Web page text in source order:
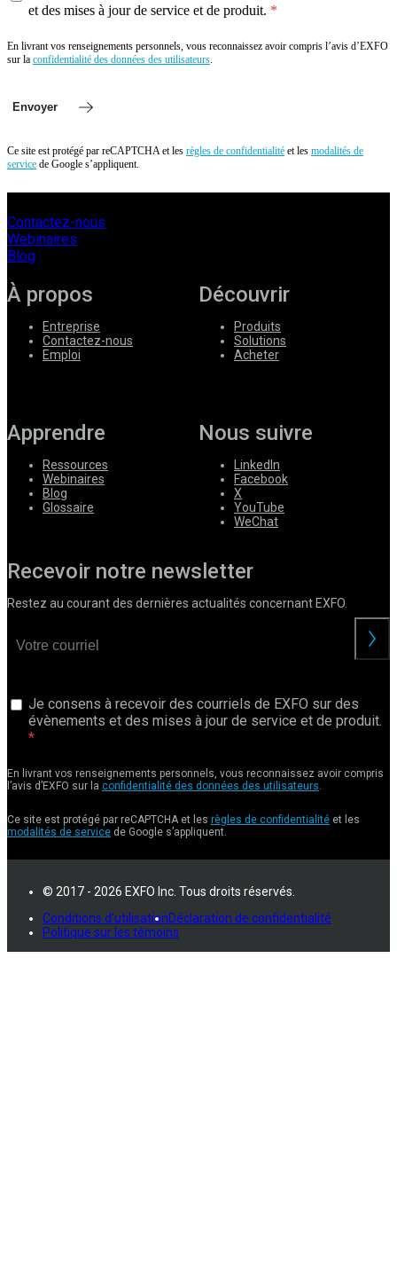
et des mises à jour de service et de produit.
En livrant vos renseignements personnels, vous reconnaissez avoir compris l’avis d’EXFO
sur la confidentialité des données des utilisateurs.
Envoyer
Ce site est protégé par reCAPTCHA et les règles de confidentialité et les modalités de
service de Google s’appliquent.
Contactez-nous
Webinaires
Blog
À propos
Entreprise
Contactez-nous
Emploi
Découvrir
Produits
Solutions
Acheter
Apprendre
Ressources
Webinaires
Blog
Glossaire
Nous suivre
LinkedIn
Facebook
X
YouTube
WeChat
Recevoir notre newsletter
Restez au courant des dernières actualités concernant EXFO.
Je consens à recevoir des courriels de EXFO sur des
évènements et des mises à jour de service et de produit.
En livrant vos renseignements personnels, vous reconnaissez avoir compris
l’avis d’EXFO sur la confidentialité des données des utilisateurs
Ce site est protégé par reCAPTCHA et les règles de confidentialité et les
modalités de service de Google s’appliquent.
© 2017 - 2026 EXFO Inc. Tous droits réservés.
Conditions d'utilisationDéclaration de confidentialité
Politique sur les témoins